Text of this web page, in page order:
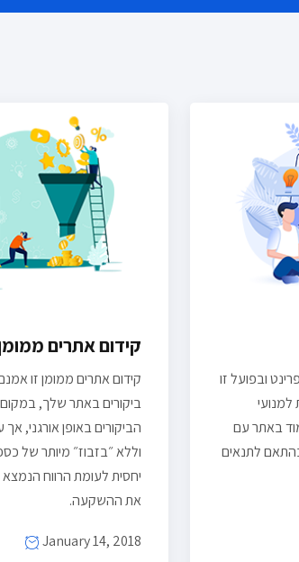
ובפועל זו
באתר עם
לתנאים
קידום אתרים
קידום אתרים ממומן זו
ביקורים באתר שלך,
הביקורים באופן אורגני,
וללא ״בזבוז״ מיותר של
יחסית לעומת הרווח הנמצא
את ההשקעה.
January 14, 2018